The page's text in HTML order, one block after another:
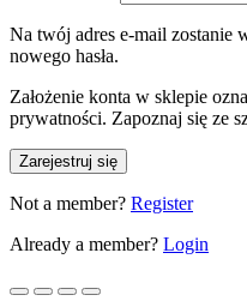
Na twój adres e-mail zostanie
nowego hasła.
Założenie konta w sklepie
prywatności. Zapoznaj się ze
Zarejestruj się
Not a member? Register
Already a member? Login